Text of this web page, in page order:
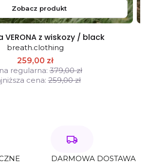
Zobacz produkt
VERONA z wiskozy / black
breath.clothing
259,00 zł
regularna: 379,00 zł
cena: 259,00 zł
DARMOWA DOSTAWA